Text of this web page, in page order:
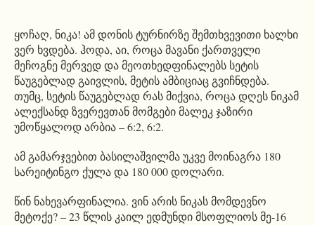
ყოჩაღ, ნიკა! ამ დონის ტურნირზე შემთხვევითი ხალხი
ვერ ხვდება. ჰოდა, აი, როცა მავანი ქართველი
მეჩოგნე მერვედ და მეოთხედფინალებს სეტის
წაუგებლად გაივლის, მეტის ამბიციაც გვიჩნდება.
თუმც, სეტის წაუგებლად რას მიქვია, როცა დღეს ნიკამ
ალექსანდ ზვერევთან მომგები მალეკ ჯაზირი
უმოწყალოდ არბია – 6:2, 6:2.
ამ გამარჯვებით ბასილაშვილმა უკვე მოინაგრა 180
სარეიტინგო ქულა და 180 000 დოლარი.
წინ ნახევარფინალია. ვინ არის ნიკას მომდევნო
მეტოქე? – 23 წლის კაილ ედმუნდი მსოფლიოს მე-16